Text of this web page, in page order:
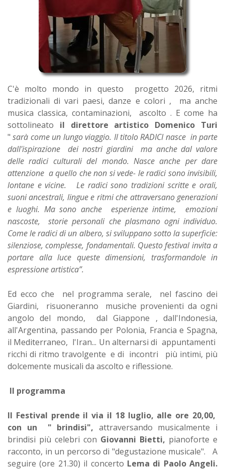
C'è molto mondo in questo progetto 2026, ritmi
tradizionali di vari paesi, danze e colori , ma anche
musica classica, contaminazioni, ascolto . E come ha
sottolineato il direttore artistico Domenico Turi
"sarà come un lungo viaggio. Il titolo RADICI nasce in parte
dall'ispirazione dei nostri giardini ma anche dal valore
delle radici culturali del mondo. Nasce anche per dare
attenzione a quello che non si vede- le radici sono invisibili,
lontane e vicine. Le radici sono tradizioni scritte e orali,
suoni ancestrali, lingue e ritmi che attraversano generazioni
e luoghi. Ma sono anche esperienze intime, emozioni
nascoste, storie personali che plasmano ogni individuo.
Come le radici di un albero, si sviluppano sotto la superficie:
silenziose, complesse, fondamentali. Questo festival invita a
portare alla luce queste dimensioni, trasformandole in
espressione artistica”.
Ed ecco che nel programma serale, nel fascino dei
Giardini, risuoneranno musiche provenienti da ogni
angolo del mondo, dal Giappone , dall'Indonesia,
all'Argentina, passando per Polonia, Francia e Spagna,
il Mediterraneo, l'Iran... Un alternarsi di appuntamenti
ricchi di ritmo travolgente e di incontri più intimi, più
dolcemente musicali da ascolto e riflessione.
Il programma
Il Festival prende il via il 18 luglio, alle ore 20,00,
con un " brindisi", attraversando musicalmente i
brindisi più celebri con Giovanni Bietti, pianoforte e
racconto, in un percorso di "degustazione musicale". A
seguire (ore 21.30) il concerto Lema di Paolo Angeli.